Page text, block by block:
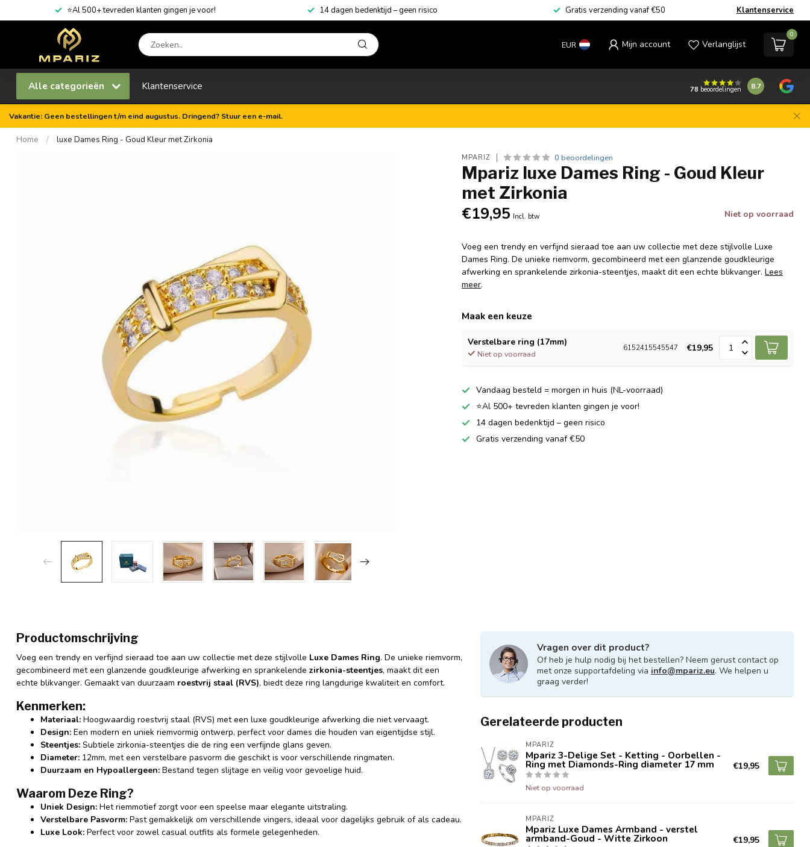
⭐Al 500+ tevreden klanten gingen je voor! 14 dagen bedenktijd – geen risico Gratis verzending vanaf €50 Klantenservice
EUR Mijn account Verlanglijst
0
Alle categorieën Klantenservice 78 beoordelingen 8.7
Vakantie: Geen bestellingen t/m eind augustus. Dringend? Stuur een e-mail.
Home / luxe Dames Ring - Goud Kleur met Zirkonia
MPARIZ 0 beoordelingen
Mpariz luxe Dames Ring - Goud Kleur
met Zirkonia
€19,95 Incl. btw Niet op voorraad
Voeg een trendy en verfijnd sieraad toe aan uw collectie met deze stijlvolle Luxe
Dames Ring. De unieke riemvorm, gecombineerd met een glanzende goudkleurige
afwerking en sprankelende zirkonia-steentjes, maakt dit een echte blikvanger.Lees
meer.
Maak een keuze
Verstelbare ring (17mm)
Niet op voorraad
6152415545547 €19,95
Vandaag besteld = morgen in huis (NL-voorraad)
⭐Al 500+ tevreden klanten gingen je voor!
14 dagen bedenktijd – geen risico
Gratis verzending vanaf €50
Productomschrijving
Voeg een trendy en verfijnd sieraad toe aan uw collectie met deze stijlvolle Luxe Dames Ring. De unieke riemvorm,
gecombineerd met een glanzende goudkleurige afwerking en sprankelende zirkonia-steentjes, maakt dit een
echte blikvanger. Gemaakt van duurzaam roestvrij staal (RVS), biedt deze ring langdurige kwaliteit en comfort.
Kenmerken:
Materiaal: Hoogwaardig roestvrij staal (RVS) met een luxe goudkleurige afwerking die niet vervaagt.
Design: Een modern en uniek riemvormig ontwerp, perfect voor dames die houden van eigentijdse stijl.
Steentjes: Subtiele zirkonia-steentjes die de ring een verfijnde glans geven.
Diameter: 12mm, met een verstelbare pasvorm die geschikt is voor verschillende ringmaten.
Duurzaam en Hypoallergeen: Bestand tegen slijtage en veilig voor gevoelige huid.
Waarom Deze Ring?
Uniek Design: Het riemmotief zorgt voor een speelse maar elegante uitstraling.
Verstelbare Pasvorm: Past gemakkelijk om verschillende vingers, ideaal voor dagelijks gebruik of als cadeau.
Luxe Look: Perfect voor zowel casual outfits als formele gelegenheden.
Vragen over dit product?
Of heb je hulp nodig bij het bestellen? Neem gerust contact op
met onze supportafdeling via info@mpariz.eu. We helpen u
graag verder!
Gerelateerde producten
MPARIZ
Mpariz 3-Delige Set - Ketting - Oorbellen -
Ring met Diamonds-Ring diameter 17 mm
Niet op voorraad
€19,95
MPARIZ
Mpariz Luxe Dames Armband - verstel
armband-Goud - Witte Zirkoon €19,95